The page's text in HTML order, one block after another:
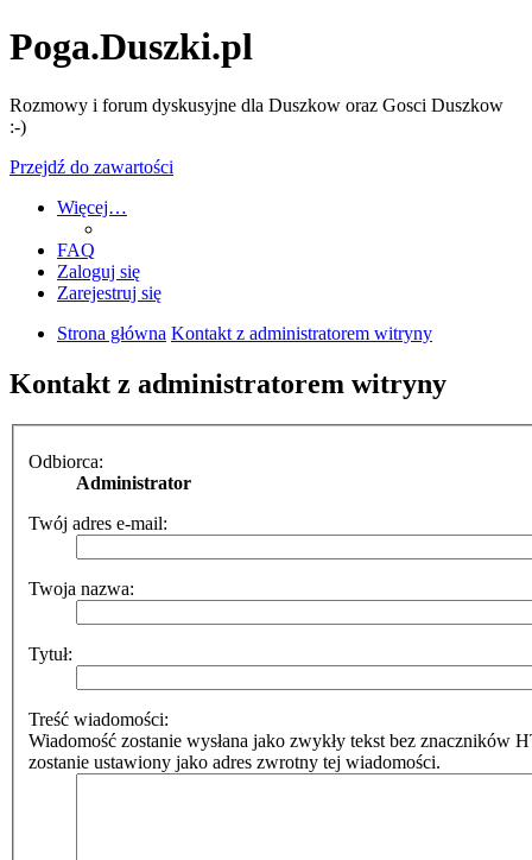
Poga.Duszki.pl
Rozmowy i forum dyskusyjne dla Duszkow oraz Gosci Duszkow
:-)
Przejdź do zawartości
Więcej…
FAQ
Zaloguj się
Zarejestruj się
Strona główna Kontakt z administratorem witryny
Kontakt z administratorem witryny
Odbiorca:
Administrator
Twój adres e-mail:
Twoja nazwa:
Tytuł:
Treść wiadomości:
Wiadomość zostanie wysłana jako zwykły tekst bez znaczników
zostanie ustawiony jako adres zwrotny tej wiadomości.